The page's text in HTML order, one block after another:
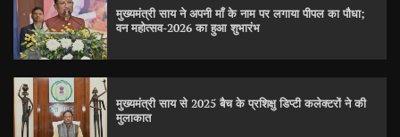
मुख्यमंत्री साय ने अपनी माँ के नाम पर लगाया पीपल का पौधा;
वन महोत्सव-2026 का हुआ शुभारंभ
मुख्यमंत्री साय से 2025 बैच के प्रशिक्षु डिप्टी कलेक्टरों ने की
मुलाकात